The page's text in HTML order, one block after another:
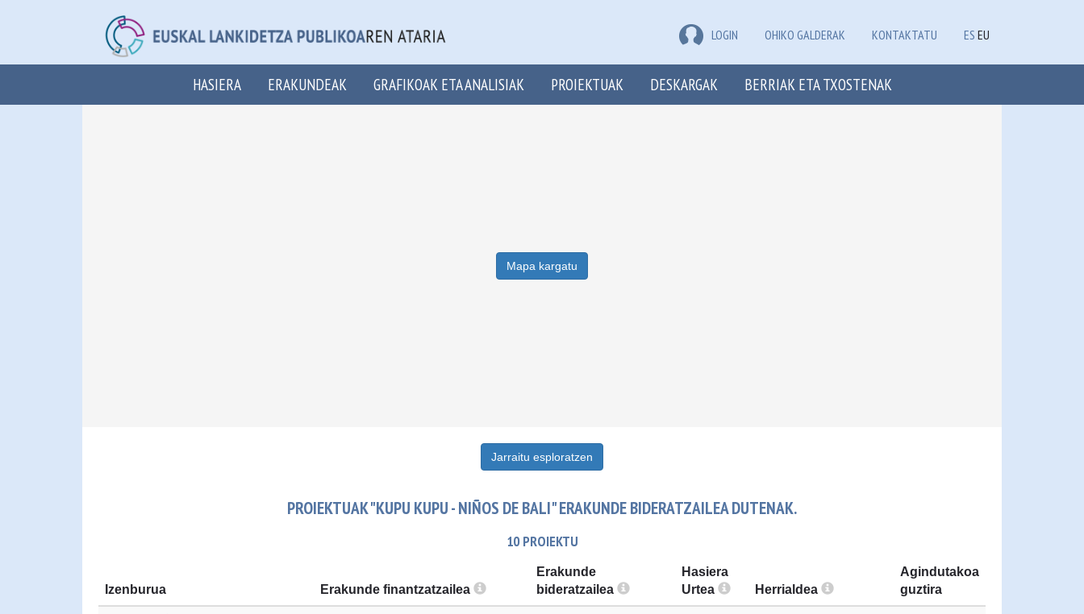
LOGIN OHIKO GALDERAK KONTAKTATU ES EU
HASIERA ERAKUNDEAK GRAFIKOAK ETA ANALISIAK PROIEKTUAK DESKARGAK BERRIAK ETA TXOSTENAK
Mapa kargatu
Jarraitu esploratzen
PROIEKTUAK "KUPU KUPU - NIÑOS DE BALI" ERAKUNDE BIDERATZAILEA DUTENAK.
10 PROIEKTU
Izenburua Erakunde finantzatzailea
Erakunde
bideratzailea
Hasiera
Urtea
Herrialdea
Agindutakoa
guztira